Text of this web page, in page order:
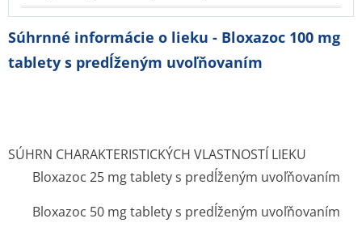
Súhrnné informácie o lieku - Bloxazoc 100 mg
tablety s predĺženým uvoľňovaním
SÚHRN CHARAKTERISTICKÝCH VLASTNOSTÍ LIEKU
Bloxazoc 25 mg tablety s predĺženým uvoľňovaním
Bloxazoc 50 mg tablety s predĺženým uvoľňovaním